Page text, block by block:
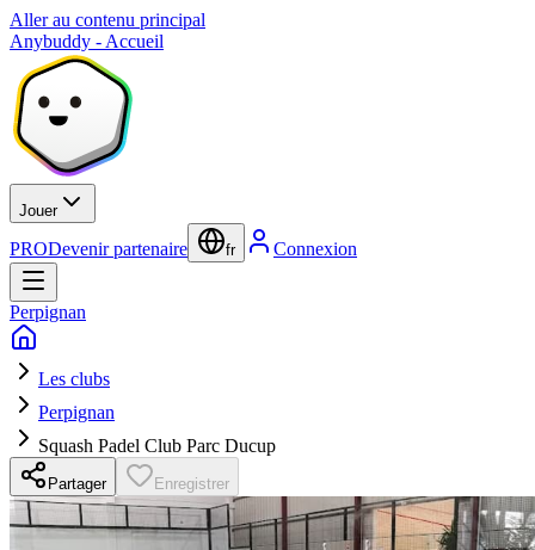
Aller au contenu principal
Anybuddy - Accueil
Jouer
PRODevenir partenaire fr Connexion
Perpignan
Les clubs
Perpignan
Squash Padel Club Parc Ducup
Partager Enregistrer